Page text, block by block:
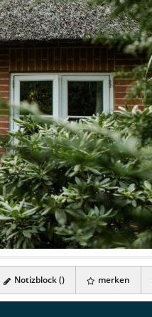
Notizblock () merken